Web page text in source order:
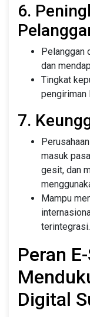
6.
Pelanggan
dan
Tingkat
pengiriman
7.
masuk
gesit, dan
Mampu
terintegrasi.
Peran
Digital